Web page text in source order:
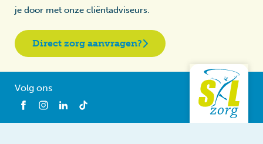
je door met onze cliëntadviseurs.
Direct zorg aanvragen?
Volg ons